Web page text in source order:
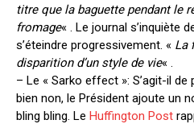
titre que la baguette pendant le
fromage« . Le journal s’inquiète
s’éteindre progressivement. « La
disparition d’un style de vie« .
– Le « Sarko effect »: S’agit-il de
bien non, le Président ajoute un
bling bling. Le Huffington Post